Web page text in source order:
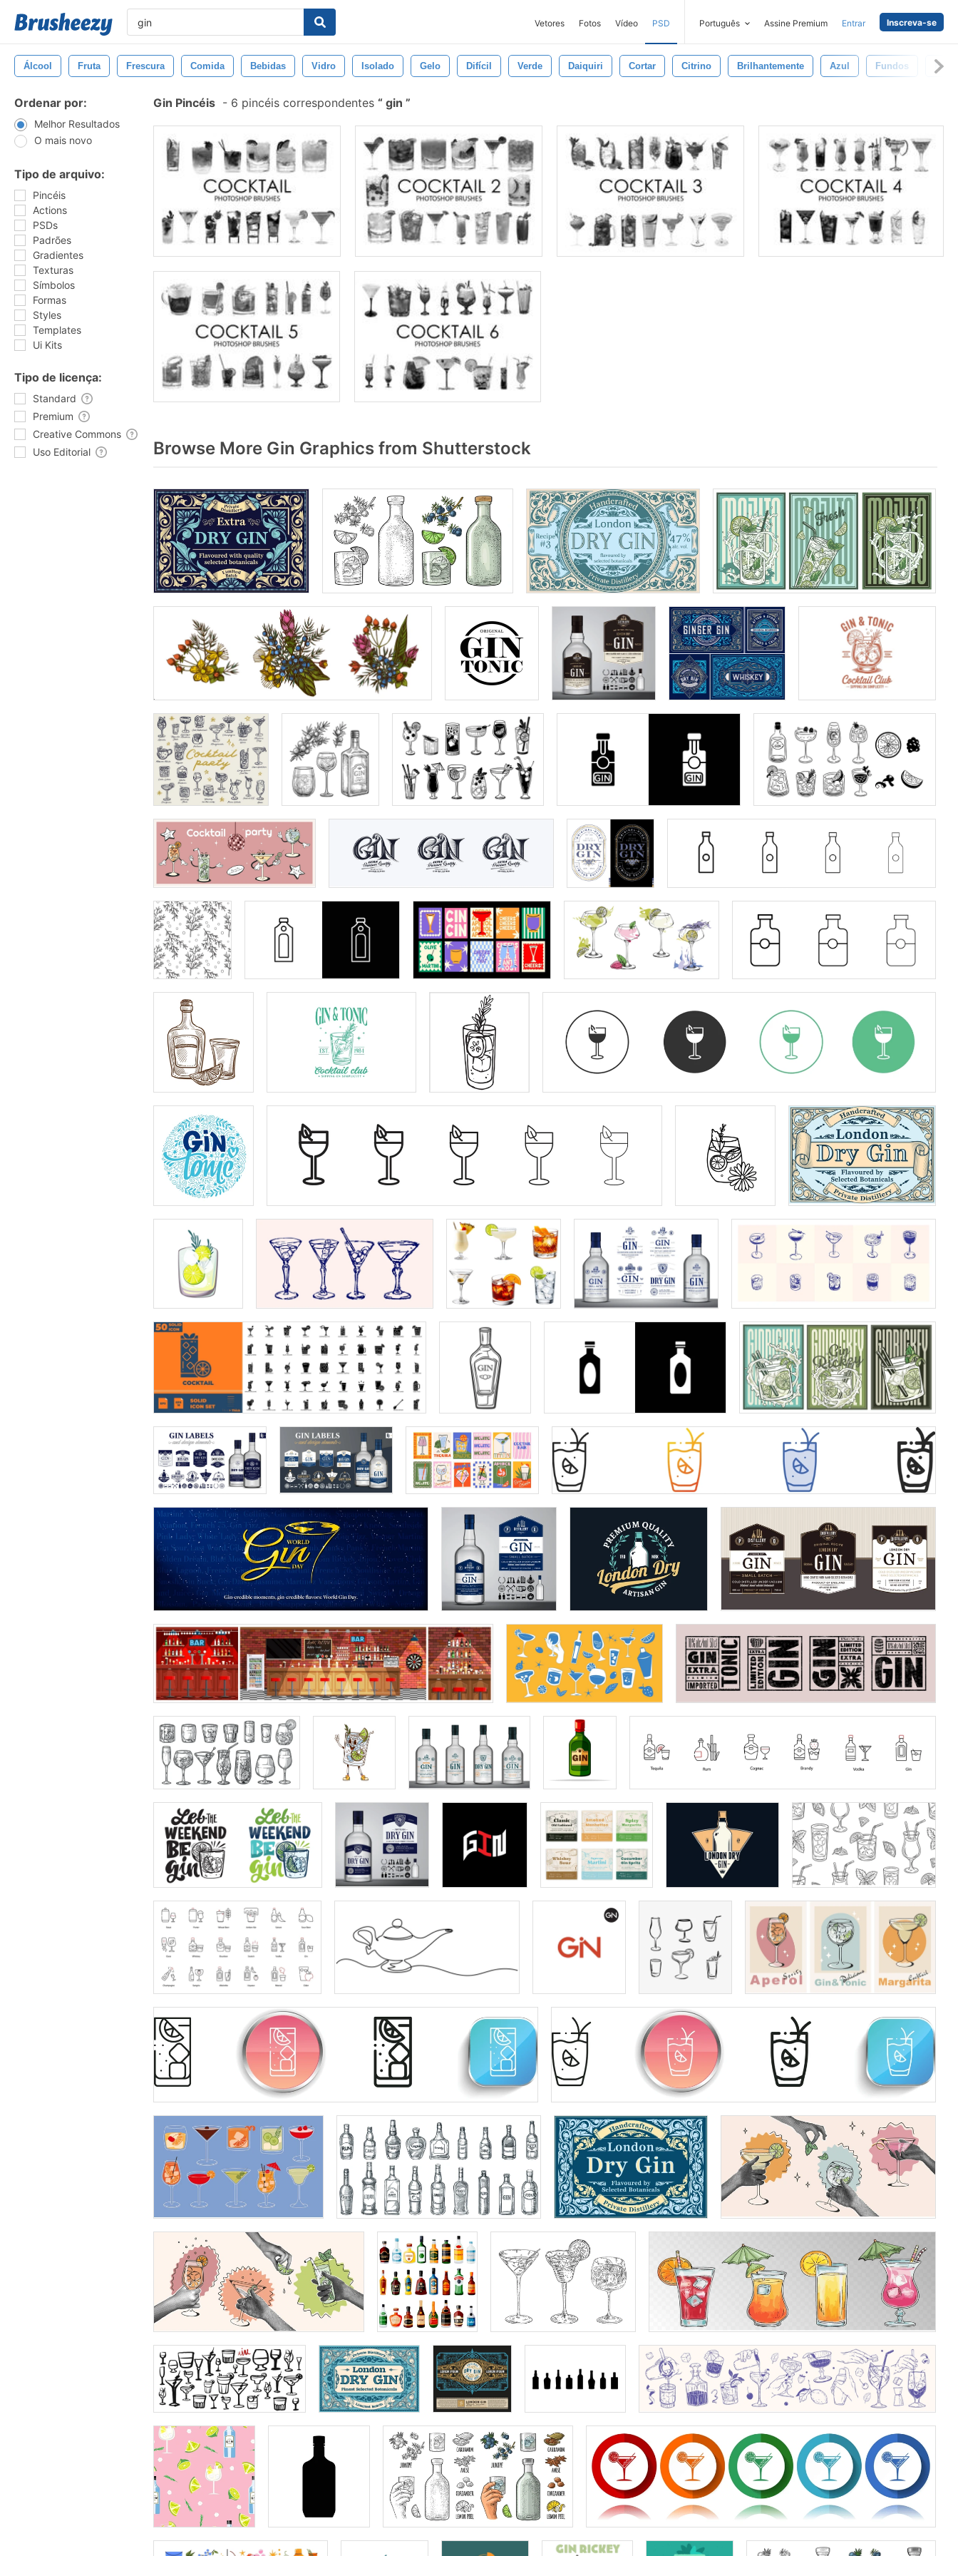
Vetores Fotos Vídeo PSD Português Assine Premium Entrar Inscreva-se
Álcool Fruta Frescura Comida Bebidas Vidro Isolado Gelo Difícil Verde Daiquiri Cortar Citrino Brilhantemente Azul Fundos
Ordenar por:
Melhor Resultados
O mais novo
Tipo de arquivo:
Pincéis
Actions
PSDs
Padrões
Gradientes
Texturas
Símbolos
Formas
Styles
Templates
Ui Kits
Tipo de licença:
Standard
Premium
Creative Commons
Uso Editorial
Gin Pincéis - 6 pincéis correspondentes gin
Browse More Gin Graphics from Shutterstock